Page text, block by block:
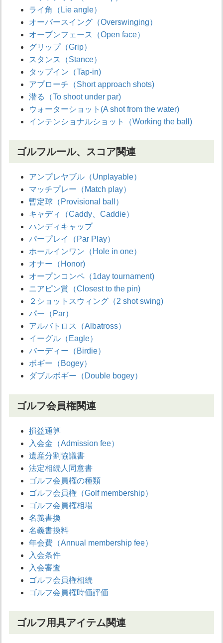
ライ角（Lie angle）
オーバースイング（Overswinging）
オープンフェース（Open face）
グリップ（Grip）
スタンス（Stance）
タップイン（Tap-in)
アプローチ（Short approach shots)
潜る（To shoot under par)
ウォーターショット(A shot from the water)
インテンショナルショット（Working the ball)
ゴルフルール、スコア関連
アンプレヤブル（Unplayable）
マッチプレー（Match play）
暫定球（Provisional ball）
キャディ（Caddy、Caddie）
ハンディキャップ
パープレイ（Par Play）
ホールインワン（Hole in one）
オナー（Honor)
オープンコンペ（1day tournament)
ニアピン賞（Closest to the pin)
２ショットスウィング（2 shot swing)
パー（Par）
アルバトロス（Albatross）
イーグル（Eagle）
バーディー（Birdie）
ボギー（Bogey）
ダブルボギー（Double bogey）
ゴルフ会員権関連
損益通算
入会金（Admission fee）
遺産分割協議書
法定相続人同意書
ゴルフ会員権の種類
ゴルフ会員権（Golf membership）
ゴルフ会員権相場
名義書換
名義書換料
年会費（Annual membership fee）
入会条件
入会審査
ゴルフ会員権相続
ゴルフ会員権時価評価
ゴルフ用具アイテム関連